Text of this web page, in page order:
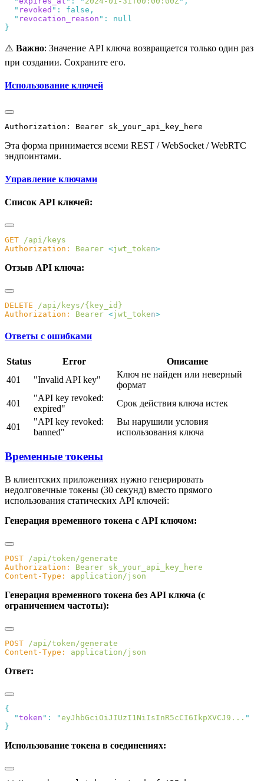
  "
revoked " :
  "
revocation_reason " :
⚠️ Важно: Значение API ключа возвращается только один раз
при создании. Сохраните его.
Использование ключей
Эта форма принимается всеми REST / WebSocket / WebRTC
эндпоинтами.
Управление ключами
Список API ключей:
GET
Authorization:
Bearer <jwt_token
Отзыв API ключа:
DELETE
Authorization:
Bearer <jwt_token
Ответы с ошибками
Status Error
Описание
401
"Invalid API key"
Ключ не найден или неверный
формат
401
"API key revoked:
expired"
Срок действия ключа истек
401
"API key revoked:
banned"
Вы нарушили условия
использования ключа
Временные токены
В клиентских приложениях нужно генерировать
недолговечные токены (30 секунд) вместо прямого
использования статических API ключей:
Генерация временного токена с API ключом:
POST
Authorization:
Bearer
Content-Type:
Генерация временного токена без API ключа (с
ограничением частоты):
POST
Content-Type:
Ответ:
  "
token " : "eyJhbGciOiJIUzI1NiIsInR5cCI6IkpXVCJ9...
Использование токена в соединениях: